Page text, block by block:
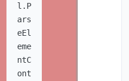
l.P
ars
eEl
eme
ntC
ont